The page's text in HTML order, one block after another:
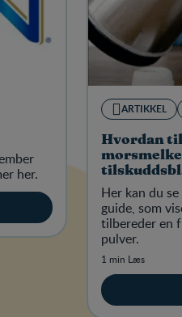
her.
ARTIKKEL
Hvordan
Her kan du
guide, som
tilbereder en
pulver.
1 min Læs